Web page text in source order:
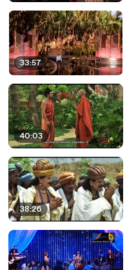
33:57
40:03
38:26